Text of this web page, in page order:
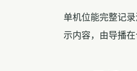
单机位能完整记
示内容，由导播